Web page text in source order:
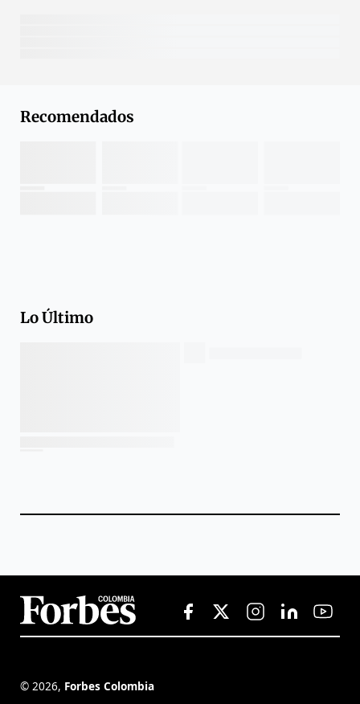
Recomendados
Lo Último
© 2026, Forbes Colombia